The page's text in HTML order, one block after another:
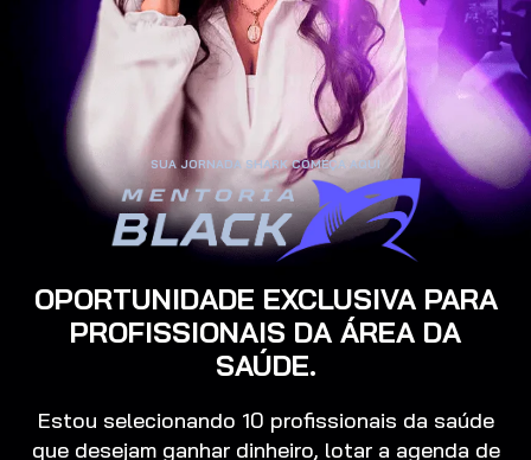
SUA JORNADA SHARK COMEÇA AQUI
OPORTUNIDADE EXCLUSIVA PARA
PROFISSIONAIS DA ÁREA DA
SAÚDE.
Estou selecionando 10 profissionais da saúde
que desejam ganhar dinheiro, lotar a agenda de